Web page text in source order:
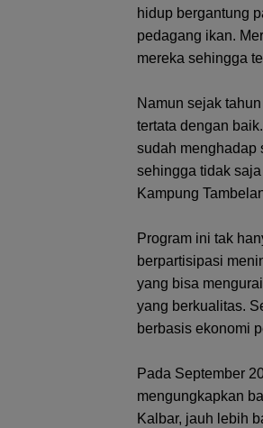
hidup bergantung
pedagang ikan.
mereka sehingga
Namun sejak
tertata dengan
sudah menghadap
sehingga tidak
Kampung
Program ini tak
berpartisipasi
yang bisa
yang berkualitas.
berbasis ekonomi
Pada September
mengungkapkan
Kalbar, jauh lebih